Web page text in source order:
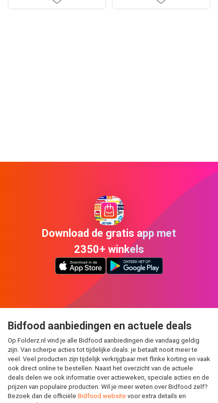
Download de gratis app met
2350+ winkels
Bidfood aanbiedingen en actuele deals
Op Folderz.nl vind je alle Bidfood aanbiedingen die vandaag geldig
zijn. Van scherpe acties tot tijdelijke deals: je betaalt nooit meer te
veel. Veel producten zijn tijdelijk verkrijgbaar met flinke korting en vaak
ook direct online te bestellen. Naast het overzicht van de actuele
deals delen we ook informatie over actieweken, speciale acties en de
prijzen van populaire producten. Wil je meer weten over Bidfood zelf?
Bezoek dan de officiële Bidfood website voor extra details en